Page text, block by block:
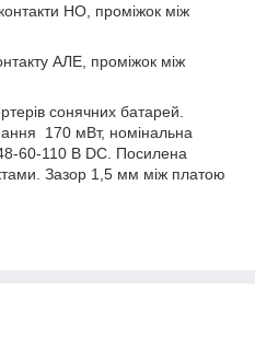
НО, проміжок між
АЛЕ, проміжок між
сонячних батарей.
170 мВт, номінальна
60-110 В DC. Посилена
Зазор 1,5 мм між платою